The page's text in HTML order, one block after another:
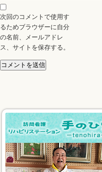
次回のコメントで使用す
るためブラウザーに自分
の名前、メールアドレ
ス、サイトを保存する。